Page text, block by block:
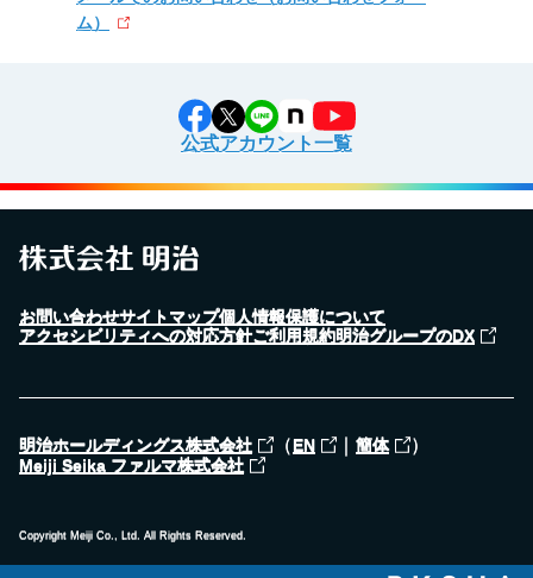
ム）
公式アカウント一覧
お問い合わせサイトマップ個人情報保護について
アクセシビリティへの対応方針ご利用規約明治グループのDX
明治ホールディングス株式会社 （EN ｜ 簡体 ）
Meiji Seika ファルマ株式会社
Copyright Meiji Co., Ltd. All Rights Reserved.